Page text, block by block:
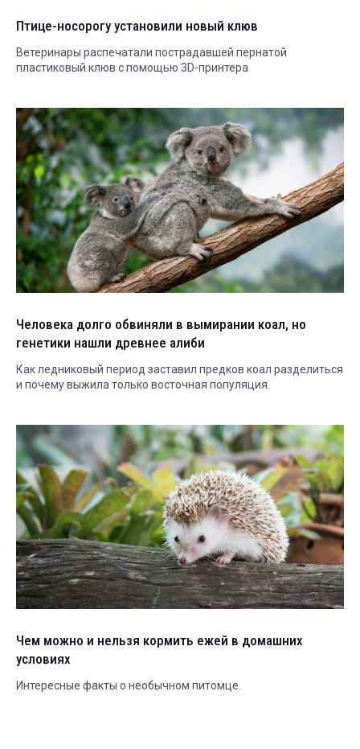
Птице-носорогу установили новый клюв
Ветеринары распечатали пострадавшей пернатой
пластиковый клюв с помощью 3D-принтера
Человека долго обвиняли в вымирании коал, но
генетики нашли древнее алиби
Как ледниковый период заставил предков коал разделиться
и почему выжила только восточная популяция.
Чем можно и нельзя кормить ежей в домашних
условиях
Интересные факты о необычном питомце.